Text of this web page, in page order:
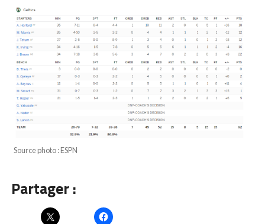
Source photo : ESPN
Partager :